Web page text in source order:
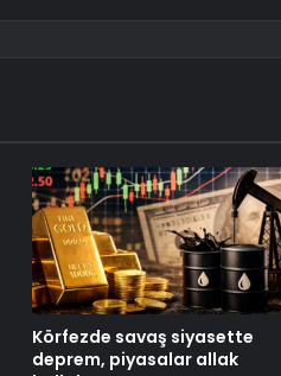
Körfezde savaş siyasette
deprem, piyasalar allak